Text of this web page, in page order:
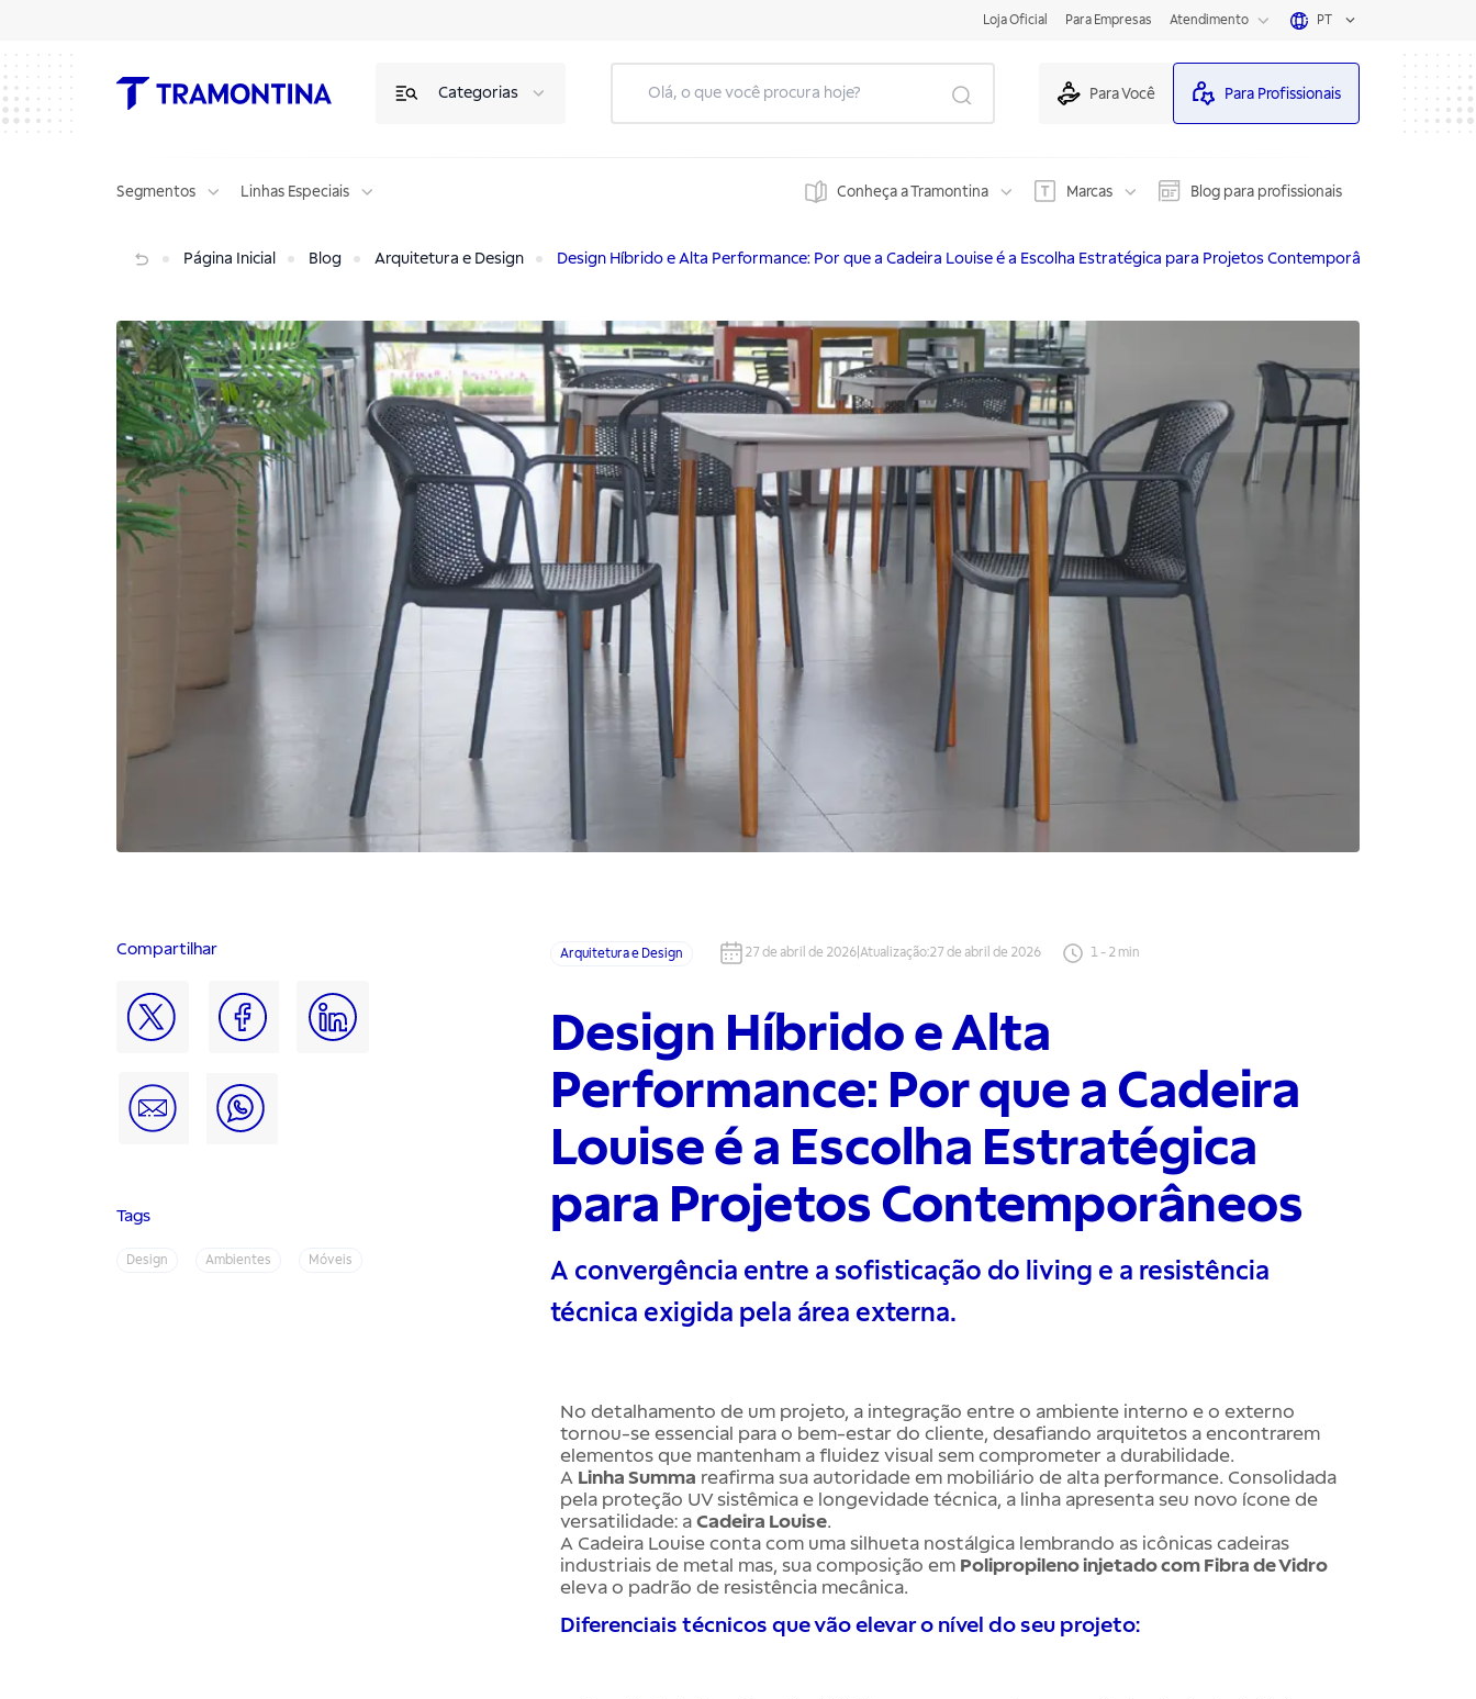
Loja Oficial Para Empresas Atendimento PT
Categorias Para Você Para Profissionais
Segmentos Linhas Especiais Conheça a Tramontina Marcas Blog para profissionais
Página Inicial Blog Arquitetura e Design Design Híbrido e Alta Performance: Por que a Cadeira Louise é a Escolha Estratégica para Projetos Contemporâneos
Compartilhar
Tags
Design Ambientes Móveis
Arquitetura e Design 27 de abril de 2026 Atualização:27 de abril de 2026 1- 2 min
Design Híbrido e Alta
Performance: Por que a Cadeira
Louise é a Escolha Estratégica
para Projetos Contemporâneos
A convergência entre a sofisticação do living e a resistência
técnica exigida pela área externa.
No detalhamento de um projeto, a integração entre o ambiente interno e o externo
tornou-se essencial para o bem-estar do cliente, desafiando arquitetos a encontrarem
elementos que mantenham a fluidez visual sem comprometer a durabilidade.
A Linha Summa reafirma sua autoridade em mobiliário de alta performance. Consolidada
pela proteção UV sistêmica e longevidade técnica, a linha apresenta seu novo ícone de
versatilidade: a Cadeira Louise.
A Cadeira Louise conta com uma silhueta nostálgica lembrando as icônicas cadeiras
industriais de metal mas, sua composição em Polipropileno injetado com Fibra de Vidro
eleva o padrão de resistência mecânica.
Diferenciais técnicos que vão elevar o nível do seu projeto: